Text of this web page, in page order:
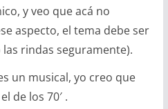
y veo que acá no
aspecto, el tema debe ser
rindas seguramente).
un musical, yo creo que
de los 70′ .